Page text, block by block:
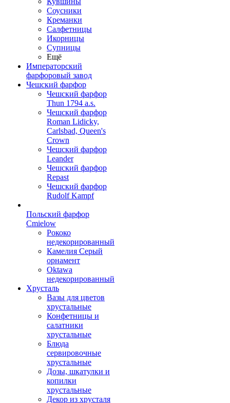
Соусники
Креманки
Салфетницы
Икорницы
Супницы
Ещё
Императорский
фарфоровый завод
Чешский фарфор
Чешский фарфор
Thun 1794 a.s.
Чешский фарфор
Roman Lidicky,
Carlsbad, Queen's
Crown
Чешский фарфор
Leander
Чешский фарфор
Repast
Чешский фарфор
Rudolf Kampf
Польский фарфор
Сmielow
Рококо
недекорированный
Камелия Серый
орнамент
Oktawa
недекорированный
Хрусталь
Вазы для цветов
хрустальные
Конфетницы и
салатники
хрустальные
Блюда
сервировочные
хрустальные
Дозы, шкатулки и
копилки
хрустальные
Декор из хрусталя